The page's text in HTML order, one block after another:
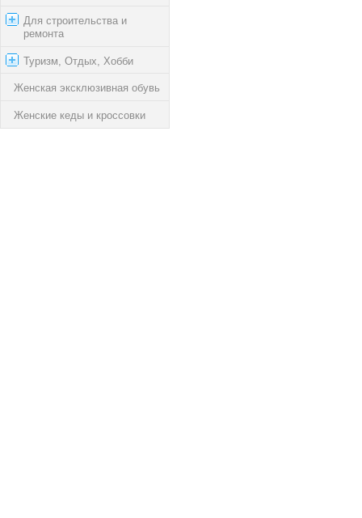
Для строительства и
ремонта
Туризм, Отдых, Хобби
Женская эксклюзивная обувь
Женские кеды и кроссовки